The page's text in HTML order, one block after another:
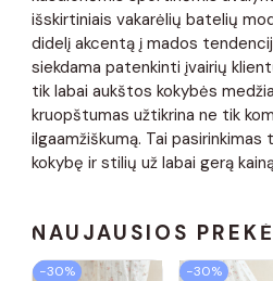
išskirtiniais vakarėlių batelių
didelį akcentą į mados
siekdama patenkinti įvairių
tik labai aukštos kokybės
kruopštumas užtikrina ne tik
ilgaamžiškumą. Tai
kokybę ir stilių už labai gerą
NAUJAUSIOS
−30%
−30%